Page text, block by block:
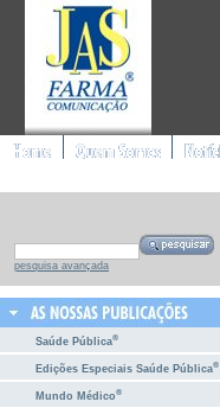
pesquisa avançada
Saúde Pública®
Edições Especiais Saúde Pública®
Mundo Médico®